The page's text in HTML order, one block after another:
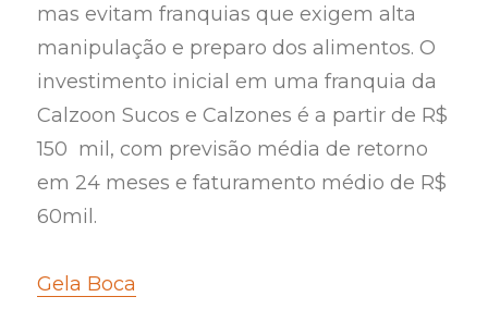
mas evitam franquias que exigem alta
manipulação e preparo dos alimentos. O
investimento inicial em uma franquia da
Calzoon Sucos e Calzones é a partir de R$
150 mil, com previsão média de retorno
em 24 meses e faturamento médio de R$
60mil.
Gela Boca